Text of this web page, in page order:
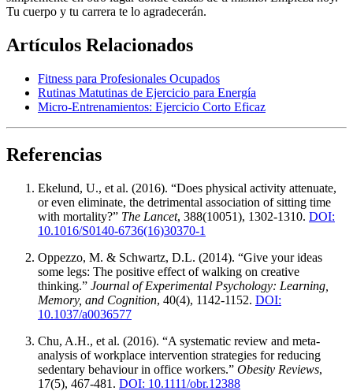
Tu cuerpo y tu carrera te lo agradecerán.
Artículos Relacionados
Fitness para Profesionales Ocupados
Rutinas Matutinas de Ejercicio para Energía
Micro-Entrenamientos: Ejercicio Corto Eficaz
Referencias
Ekelund, U., et al. (2016). “Does physical activity attenuate,
or even eliminate, the detrimental association of sitting time
with mortality?” The Lancet, 388(10051), 1302-1310. DOI:
10.1016/S0140-6736(16)30370-1
Oppezzo, M. & Schwartz, D.L. (2014). “Give your ideas
some legs: The positive effect of walking on creative
thinking.” Journal of Experimental Psychology: Learning,
Memory, and Cognition, 40(4), 1142-1152. DOI:
10.1037/a0036577
Chu, A.H., et al. (2016). “A systematic review and meta-
analysis of workplace intervention strategies for reducing
sedentary behaviour in office workers.” Obesity Reviews,
17(5), 467-481. DOI: 10.1111/obr.12388